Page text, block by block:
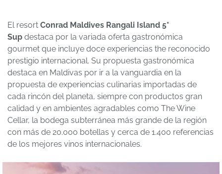
El resort Conrad Maldives Rangali Island 5*
Sup destaca por la variada oferta gastronómica
gourmet que incluye doce experiencias the reconocido
prestigio internacional. Su propuesta gastronómica
destaca en Maldivas por ir a la vanguardia en la
propuesta de experiencias culinarias importadas de
cada rincón del planeta, siempre con productos gran
calidad y en ambientes agradables como The Wine
Cellar, la bodega subterránea más grande de la región
con más de 20.000 botellas y cerca de 1.400 referencias
de los mejores vinos internacionales.